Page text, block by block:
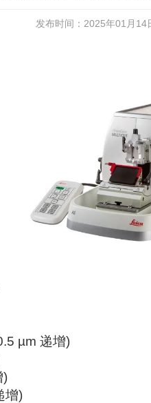
发布时间：2025年01月14
µm 递增)
)
增)